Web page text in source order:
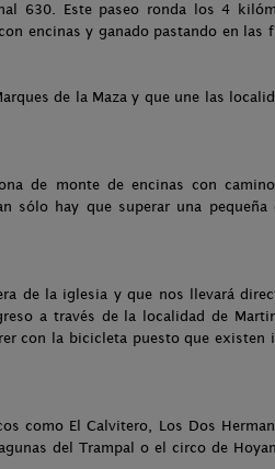
630. Este paseo ronda los 4
encinas y ganado pastando en las
de la Maza y que une las
de monte de encinas con
sólo hay que superar una
de la iglesia y que nos llevará
a través de la localidad de
con la bicicleta puesto que existen
como El Calvitero, Los Dos
del Trampal o el circo de